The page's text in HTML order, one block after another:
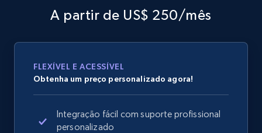
specified URL
URL, Domain, Country code, Model number,
and more.
A partir de US$ 250/mês
FLEXÍVEL E ACESSÍVEL
Obtenha um preço personalizado agora!
Integração fácil com suporte profissional
personalizado